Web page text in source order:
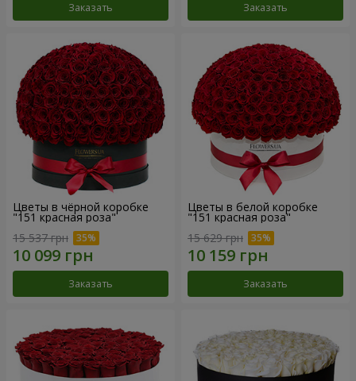
Заказать Заказать
Цветы в чёрной коробке
"151 красная роза"
15 537 грн
Заказать
Цветы в белой коробке
"151 красная роза"
15 629 грн
Заказать